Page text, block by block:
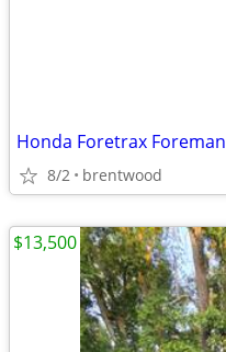
Honda Foretrax Foreman
8/2 brentwood
$13,500